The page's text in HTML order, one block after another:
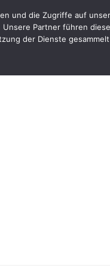
EINSÄTZE
und die Zugriffe auf
Partner führen
der Dienste